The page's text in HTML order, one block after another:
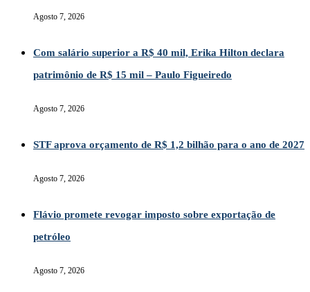
Agosto 7, 2026
Com salário superior a R$ 40 mil, Erika Hilton declara
patrimônio de R$ 15 mil – Paulo Figueiredo
Agosto 7, 2026
STF aprova orçamento de R$ 1,2 bilhão para o ano de 2027
Agosto 7, 2026
Flávio promete revogar imposto sobre exportação de
petróleo
Agosto 7, 2026